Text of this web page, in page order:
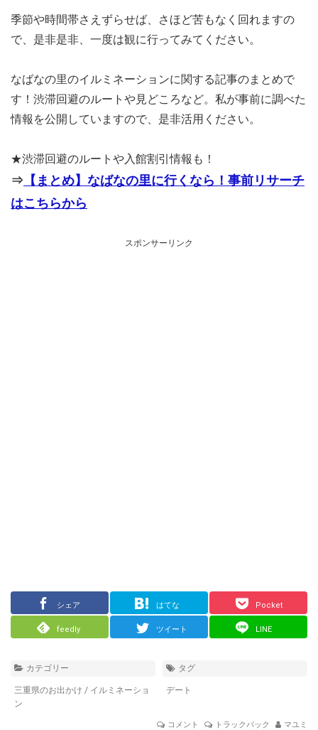
季節や時間帯さえずらせば、さほど苦もなく回れますの
で、是非是非、一度は観に行ってみてください。
なばなの里のイルミネーションに関する記事のまとめで
す！渋滞回避のルートや見どころなど。私が事前に調べた
情報を公開していますので、是非活用ください。
★渋滞回避のルートや入館割引情報も！
⇒ 【まとめ】なばなの里に行くなら！事前リサーチ
はこちらから
スポンサーリンク
シェア はてな Pocket
feedly ツイート LINE
カテゴリー
三重県のお出かけ / イルミネーショ
ン
タグ
デート
コメント トラックバック マユミ